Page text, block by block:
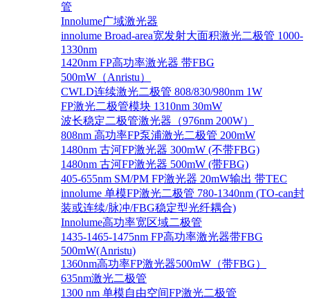
管
Innolume广域激光器
innolume Broad-area宽发射大面积激光二极管 1000-
1330nm
1420nm FP高功率激光器 带FBG
500mW（Anristu）
CWLD连续激光二极管 808/830/980nm 1W
FP激光二极管模块 1310nm 30mW
波长稳定二极管激光器（976nm 200W）
808nm 高功率FP泵浦激光二极管 200mW
1480nm 古河FP激光器 300mW (不带FBG)
1480nm 古河FP激光器 500mW (带FBG)
405-655nm SM/PM FP激光器 20mW输出 带TEC
innolume 单模FP激光二极管 780-1340nm (TO-can封
装或连续/脉冲/FBG稳定型光纤耦合)
Innolume高功率宽区域二极管
1435-1465-1475nm FP高功率激光器带FBG
500mW(Anristu)
1360nm高功率FP激光器500mW（带FBG）
635nm激光二极管
1300 nm 单模自由空间FP激光二极管